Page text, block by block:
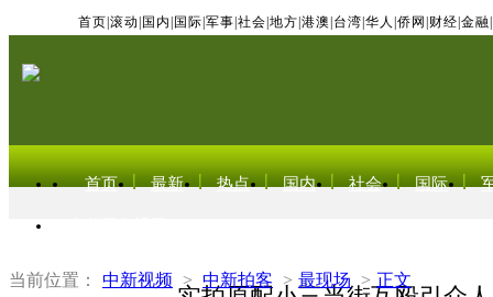
首页 滚动 国内 国际 军事 社会 地方 港澳 台湾 华人 侨网 财经 金融
首页 最新 热点 国内 社会 国际
当前位置： 中新视频 > 中新拍客 > 最现场 > 正文